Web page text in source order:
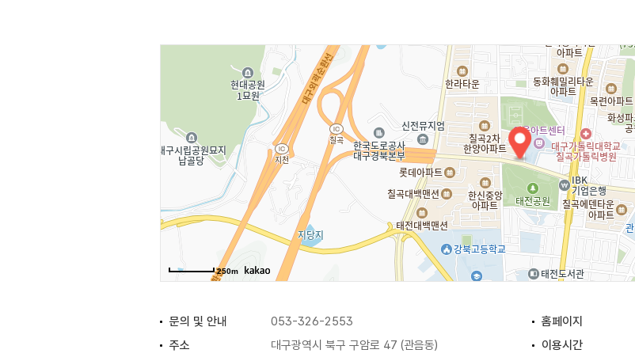
250m
문의 및 안내 053-326-2553 홈페이지
주소
대구광역시 북구 구암로 47 (관음동) 이용시간